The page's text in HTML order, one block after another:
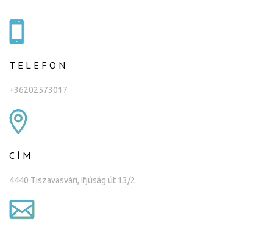
TELEFON
+36202573017
CÍM
4440 Tiszavasvári, Ifjúság út 13/2.